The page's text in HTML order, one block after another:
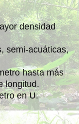
densidad
semi-acuáticas,
hasta más
longitud.
en U.